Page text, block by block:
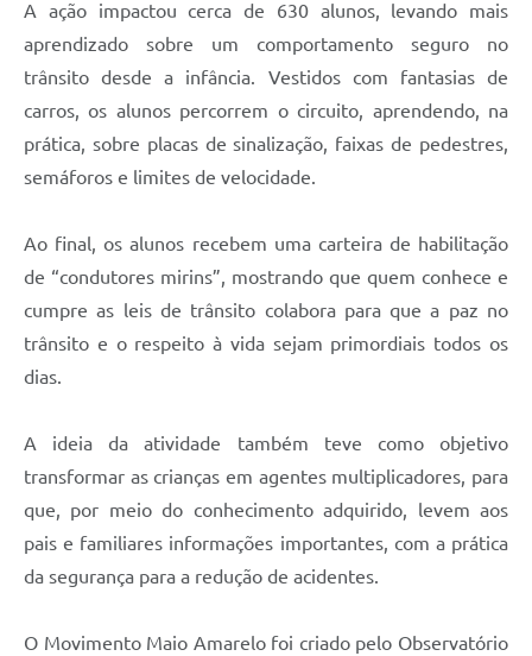
A ação impactou cerca de 630 alunos, levando mais
aprendizado sobre um comportamento seguro no
trânsito desde a infância. Vestidos com fantasias de
carros, os alunos percorrem o circuito, aprendendo, na
prática, sobre placas de sinalização, faixas de pedestres,
semáforos e limites de velocidade.
Ao final, os alunos recebem uma carteira de habilitação
de “condutores mirins”, mostrando que quem conhece e
cumpre as leis de trânsito colabora para que a paz no
trânsito e o respeito à vida sejam primordiais todos os
dias.
A ideia da atividade também teve como objetivo
transformar as crianças em agentes multiplicadores, para
que, por meio do conhecimento adquirido, levem aos
pais e familiares informações importantes, com a prática
da segurança para a redução de acidentes.
O Movimento Maio Amarelo foi criado pelo Observatório